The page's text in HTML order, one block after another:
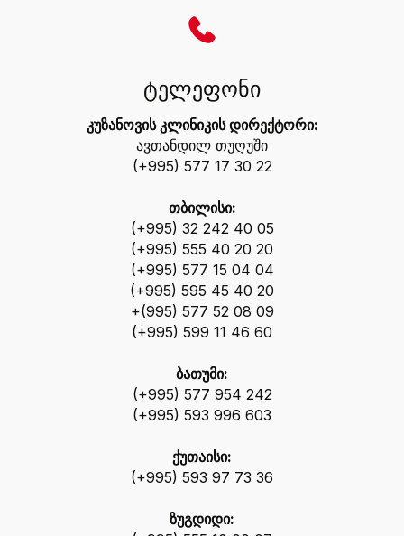
ტელეფონი
კუზანოვის კლინიკის დირექტორი:
ავთანდილ თუღუში
(+995) 577 17 30 22
თბილისი:
(+995) 32 242 40 05
(+995) 555 40 20 20
(+995) 577 15 04 04
(+995) 595 45 40 20
+(995) 577 52 08 09
(+995) 599 11 46 60
ბათუმი:
(+995) 577 954 242
(+995) 593 996 603
ქუთაისი:
(+995) 593 97 73 36
ზუგდიდი: